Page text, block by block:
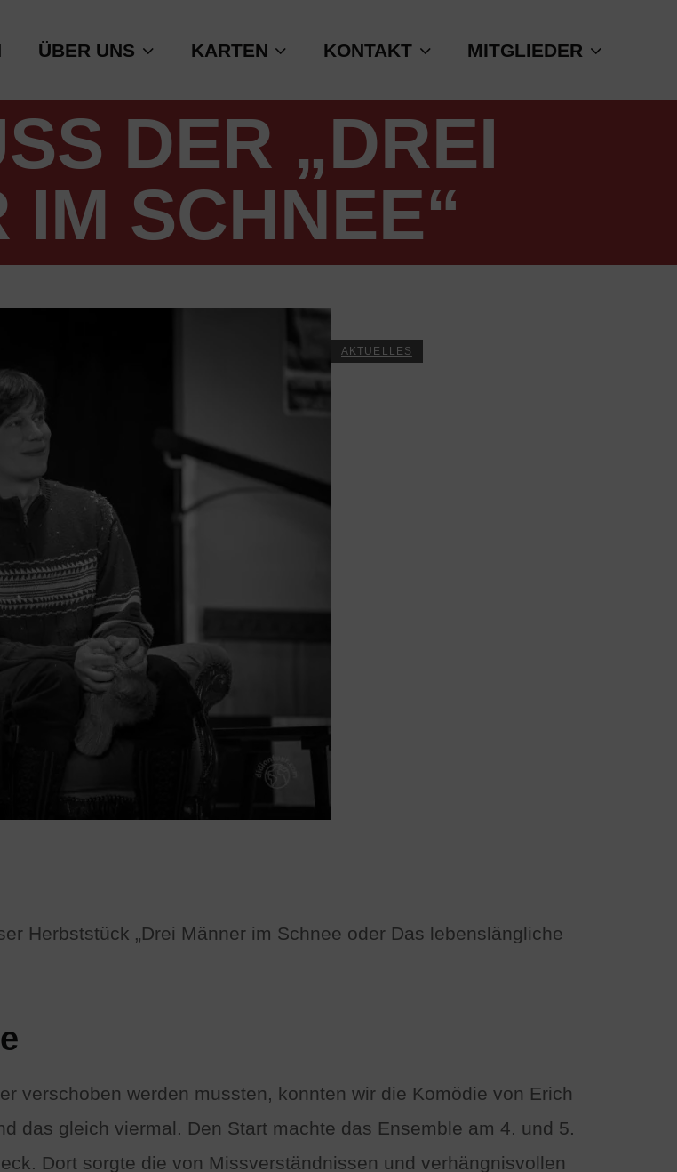
ÜBER UNS KARTEN KONTAKT MITGLIEDER
DER „DREI
IM SCHNEE“
AKTUELLES
Herbststück „Drei Männer im Schnee oder Das lebenslängliche
verschoben werden mussten, konnten wir die Komödie von Erich
das gleich viermal. Den Start machte das Ensemble am 4. und 5.
Dort sorgte die von Missverständnissen und verhängnisvollen